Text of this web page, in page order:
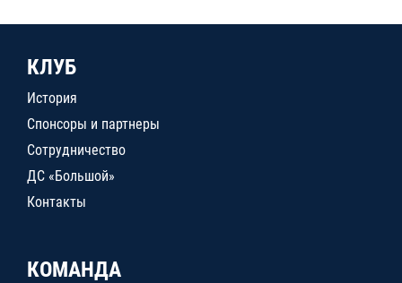
КЛУБ
История
Спонсоры и партнеры
Сотрудничество
ДС «Большой»
Контакты
КОМАНДА